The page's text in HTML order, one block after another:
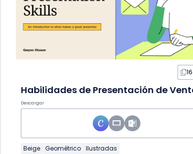
16
Descargar
Beige Geométrico Ilustradas